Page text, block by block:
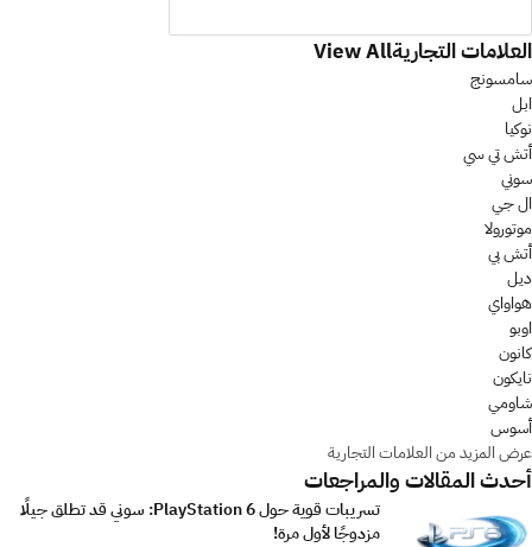
العلامات التجاريةView All
سامسونج
ابل
نوكيا
أتش تي سي
سوني
ال جي
موتورولا
أتش بي
ديل
هواواي
اوبو
كانون
نايكون
شاومي
أسوس
عرض المزيد من العلامات التجارية
أحدث المقالات والمراجعات
تسريبات قوية حول PlayStation 6: سوني قد تطلق جيلًا
مزدوجًا لأول مرة!